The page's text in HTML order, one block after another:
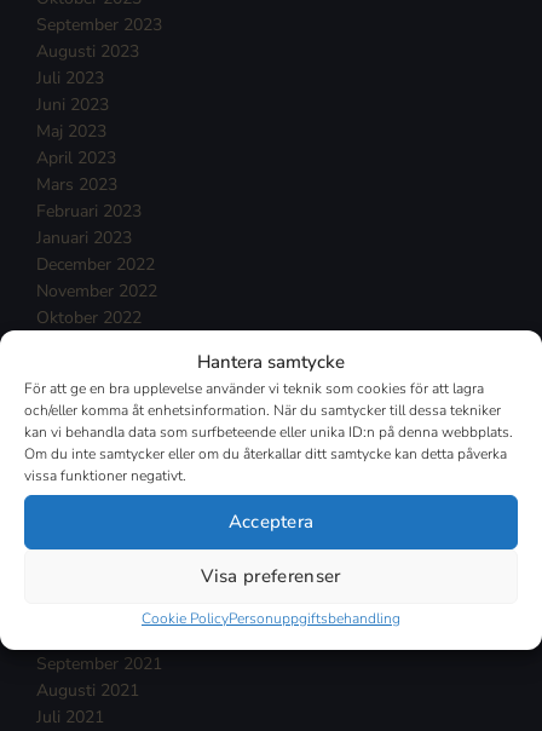
Hantera samtycke
För att ge en bra upplevelse använder vi teknik som cookies för att lagra
och/eller komma åt enhetsinformation. När du samtycker till dessa tekniker
kan vi behandla data som surfbeteende eller unika ID:n på denna webbplats.
Om du inte samtycker eller om du återkallar ditt samtycke kan detta påverka
vissa funktioner negativt.
Acceptera
Visa preferenser
Cookie PolicyPersonuppgiftsbehandling
September 2023
Augusti 2023
Juli 2023
Juni 2023
Maj 2023
April 2023
Mars 2023
Februari 2023
Januari 2023
December 2022
November 2022
Oktober 2022
Juli 2022
Juni 2022
Maj 2022
April 2022
November 2021
September 2021
Augusti 2021
Juli 2021